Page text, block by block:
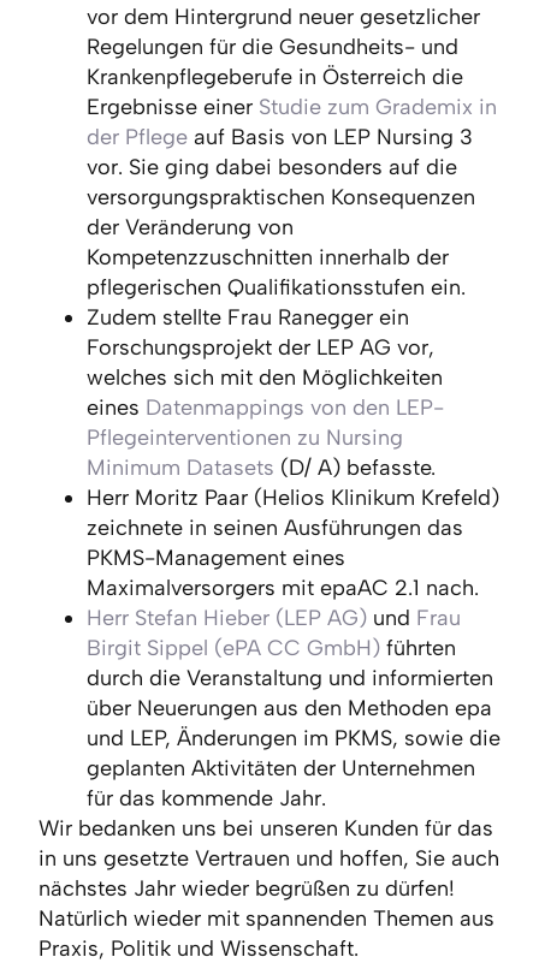
vor dem Hintergrund neuer gesetzlicher
Regelungen für die Gesundheits- und
Krankenpflegeberufe in Österreich die
Ergebnisse einer Studie zum Grademix in
der Pflege auf Basis von LEP Nursing 3
vor. Sie ging dabei besonders auf die
versorgungspraktischen Konsequenzen
der Veränderung von
Kompetenzzuschnitten innerhalb der
pflegerischen Qualifikationsstufen ein.
Zudem stellte Frau Ranegger ein
Forschungsprojekt der LEP AG vor,
welches sich mit den Möglichkeiten
eines Datenmappings von den LEP-
Pflegeinterventionen zu Nursing
Minimum Datasets (D/ A) befasste.
Herr Moritz Paar (Helios Klinikum Krefeld)
zeichnete in seinen Ausführungen das
PKMS-Management eines
Maximalversorgers mit epaAC 2.1 nach.
Herr Stefan Hieber (LEP AG) und Frau
Birgit Sippel (ePA CC GmbH) führten
durch die Veranstaltung und informierten
über Neuerungen aus den Methoden epa
und LEP, Änderungen im PKMS, sowie die
geplanten Aktivitäten der Unternehmen
für das kommende Jahr.
Wir bedanken uns bei unseren Kunden für das
in uns gesetzte Vertrauen und hoffen, Sie auch
nächstes Jahr wieder begrüßen zu dürfen!
Natürlich wieder mit spannenden Themen aus
Praxis, Politik und Wissenschaft.